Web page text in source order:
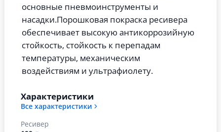
основные пневмоинструменты и
насадки.Порошковая покраска ресивера
обеспечивает высокую антикоррозийную
стойкость, стойкость к перепадам
температуры, механическим
воздействиям и ультрафиолету.
Характеристики
Все характеристики
Ресивер